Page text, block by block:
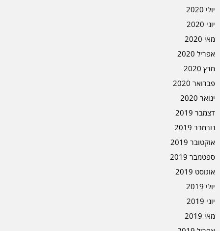
יולי 2020
יוני 2020
מאי 2020
אפריל 2020
מרץ 2020
פברואר 2020
ינואר 2020
דצמבר 2019
נובמבר 2019
אוקטובר 2019
ספטמבר 2019
אוגוסט 2019
יולי 2019
יוני 2019
מאי 2019